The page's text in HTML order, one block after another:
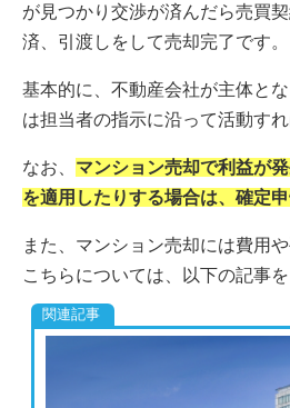
が見つかり交渉が済んだら売買
済、引渡しをして売却完了です。
基本的に、不動産会社が主体と
は担当者の指示に沿って活動すれ
なお、 マンション売却で利益が
を適用したりする場合は、確定
また、マンション売却には費用
こちらについては、以下の記事を